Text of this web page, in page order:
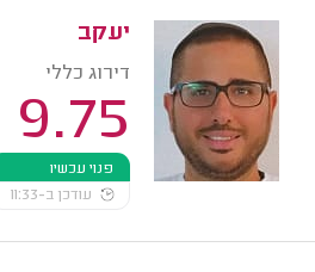
יעקב
דירוג כללי
9.75
פנוי עכשיו
עודכן ב-11:33